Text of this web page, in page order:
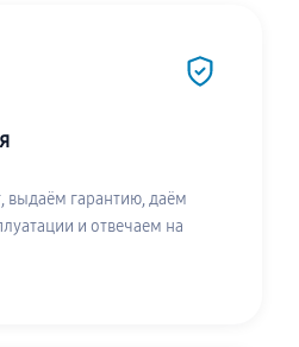
выдаём гарантию, даём
и отвечаем на